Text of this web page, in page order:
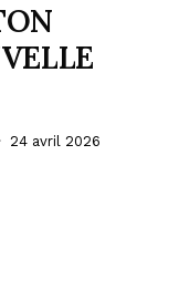
24 avril 2026